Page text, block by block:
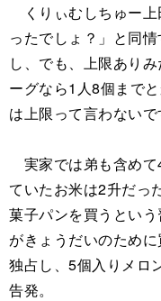
くりぃむしちゅー
ったでしょ？」と同
し、でも、上限あり
ーグなら1人8個まで
は上限って言わないで
実家では弟も含め
ていたお米は2升だっ
菓子パンを買うとい
がきょうだいのため
独占し、5個入りメロ
告発。